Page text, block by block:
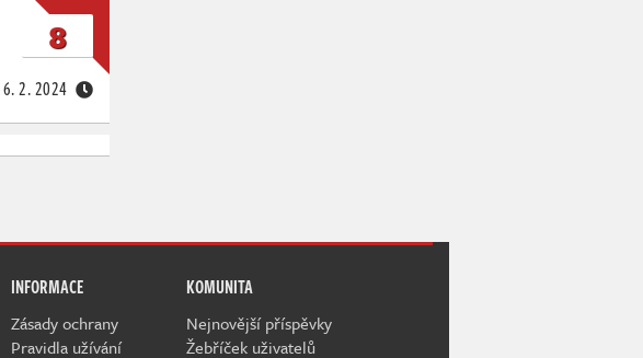
8
6. 2. 2024
INFORMACE
Zásady ochrany
Pravidla užívání
KOMUNITA
Nejnovější příspěvky
Žebříček uživatelů